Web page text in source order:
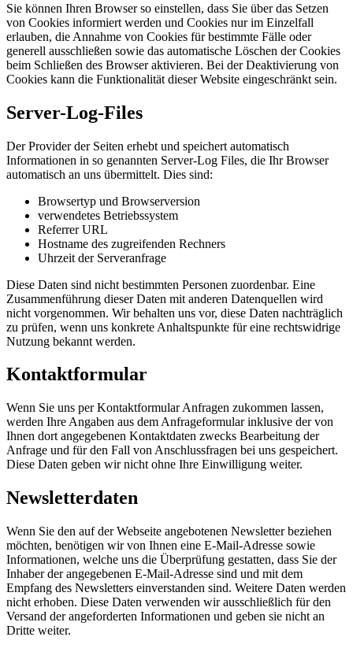
Sie können Ihren Browser so einstellen, dass Sie über das Setzen
von Cookies informiert werden und Cookies nur im Einzelfall
erlauben, die Annahme von Cookies für bestimmte Fälle oder
generell ausschließen sowie das automatische Löschen der Cookies
beim Schließen des Browser aktivieren. Bei der Deaktivierung von
Cookies kann die Funktionalität dieser Website eingeschränkt sein.
Server-Log-Files
Der Provider der Seiten erhebt und speichert automatisch
Informationen in so genannten Server-Log Files, die Ihr Browser
automatisch an uns übermittelt. Dies sind:
Browsertyp und Browserversion
verwendetes Betriebssystem
Referrer URL
Hostname des zugreifenden Rechners
Uhrzeit der Serveranfrage
Diese Daten sind nicht bestimmten Personen zuordenbar. Eine
Zusammenführung dieser Daten mit anderen Datenquellen wird
nicht vorgenommen. Wir behalten uns vor, diese Daten nachträglich
zu prüfen, wenn uns konkrete Anhaltspunkte für eine rechtswidrige
Nutzung bekannt werden.
Kontaktformular
Wenn Sie uns per Kontaktformular Anfragen zukommen lassen,
werden Ihre Angaben aus dem Anfrageformular inklusive der von
Ihnen dort angegebenen Kontaktdaten zwecks Bearbeitung der
Anfrage und für den Fall von Anschlussfragen bei uns gespeichert.
Diese Daten geben wir nicht ohne Ihre Einwilligung weiter.
Newsletterdaten
Wenn Sie den auf der Webseite angebotenen Newsletter beziehen
möchten, benötigen wir von Ihnen eine E-Mail-Adresse sowie
Informationen, welche uns die Überprüfung gestatten, dass Sie der
Inhaber der angegebenen E-Mail-Adresse sind und mit dem
Empfang des Newsletters einverstanden sind. Weitere Daten werden
nicht erhoben. Diese Daten verwenden wir ausschließlich für den
Versand der angeforderten Informationen und geben sie nicht an
Dritte weiter.